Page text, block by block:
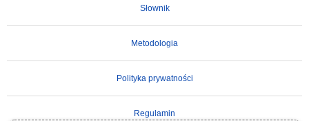
Słownik
Metodologia
Polityka prywatności
Regulamin